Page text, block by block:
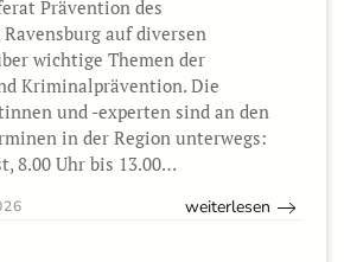
Prävention des
auf diversen
wichtige Themen der
Kriminalprävention. Die
und -experten sind an den
in der Region unterwegs:
8.00 Uhr bis 13.00…
weiterlesen